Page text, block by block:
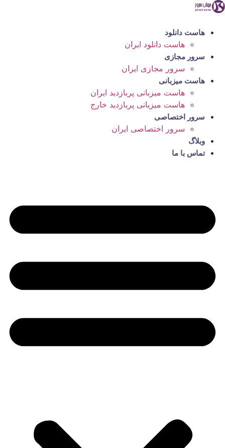
پرش
محتوا
هاست دانلود
هاست دانلود ایران
سرور مجازی
سرور مجازی ایران
هاست میزبانی
هاست میزبانی پربازدید ایران
هاست میزبانی پربازدید خارج
سرور اختصاصی
سرور اختصاصی ایران
وبلاگ
تماس با ما